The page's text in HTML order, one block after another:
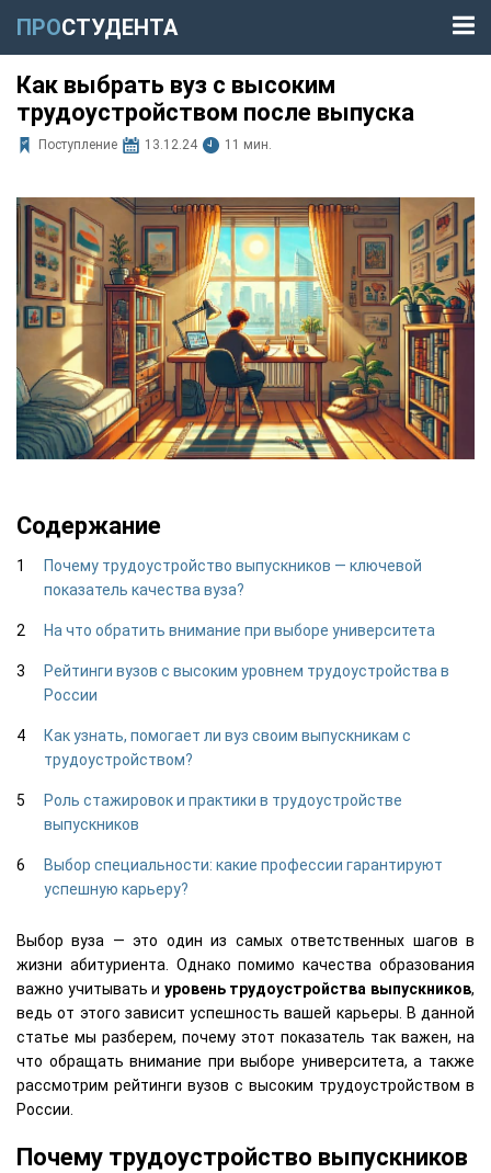
ПРОСТУДЕНТА
Как выбрать вуз с высоким
трудоустройством после выпуска
Поступление 13.12.24 11 мин.
Содержание
Почему трудоустройство выпускников — ключевой
показатель качества вуза?
На что обратить внимание при выборе университета
Рейтинги вузов с высоким уровнем трудоустройства в
России
Как узнать, помогает ли вуз своим выпускникам с
трудоустройством?
Роль стажировок и практики в трудоустройстве
выпускников
Выбор специальности: какие профессии гарантируют
успешную карьеру?
Выбор вуза — это один из самых ответственных шагов в
жизни абитуриента. Однако помимо качества образования
важно учитывать и уровень трудоустройства выпускников,
ведь от этого зависит успешность вашей карьеры. В данной
статье мы разберем, почему этот показатель так важен, на
что обращать внимание при выборе университета, а также
рассмотрим рейтинги вузов с высоким трудоустройством в
России.
Почему трудоустройство выпускников